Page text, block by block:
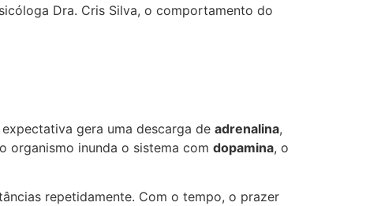
Dra. Cris Silva, o comportamento do
gera uma descarga de adrenalina,
organismo inunda o sistema com dopamina, o
repetidamente. Com o tempo, o prazer